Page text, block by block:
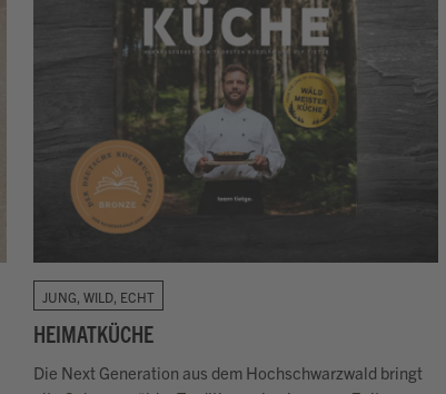
JUNG, WILD, ECHT
HEIMATKÜCHE
Die Next Generation aus dem Hochschwarzwald bringt